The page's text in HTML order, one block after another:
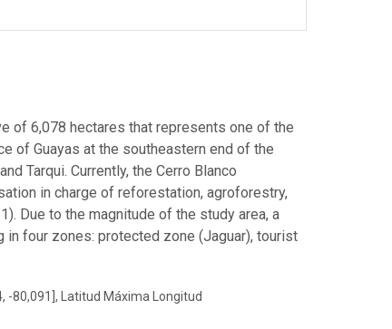
of 6,078 hectares that represents one of the
of Guayas at the southeastern end of the
Tarqui. Currently, the Cerro Blanco
in charge of reforestation, agroforestry,
Due to the magnitude of the study area, a
four zones: protected zone (Jaguar), tourist
-80,091], Latitud Máxima Longitud